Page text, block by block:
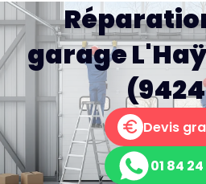
garage
Devis
01 84